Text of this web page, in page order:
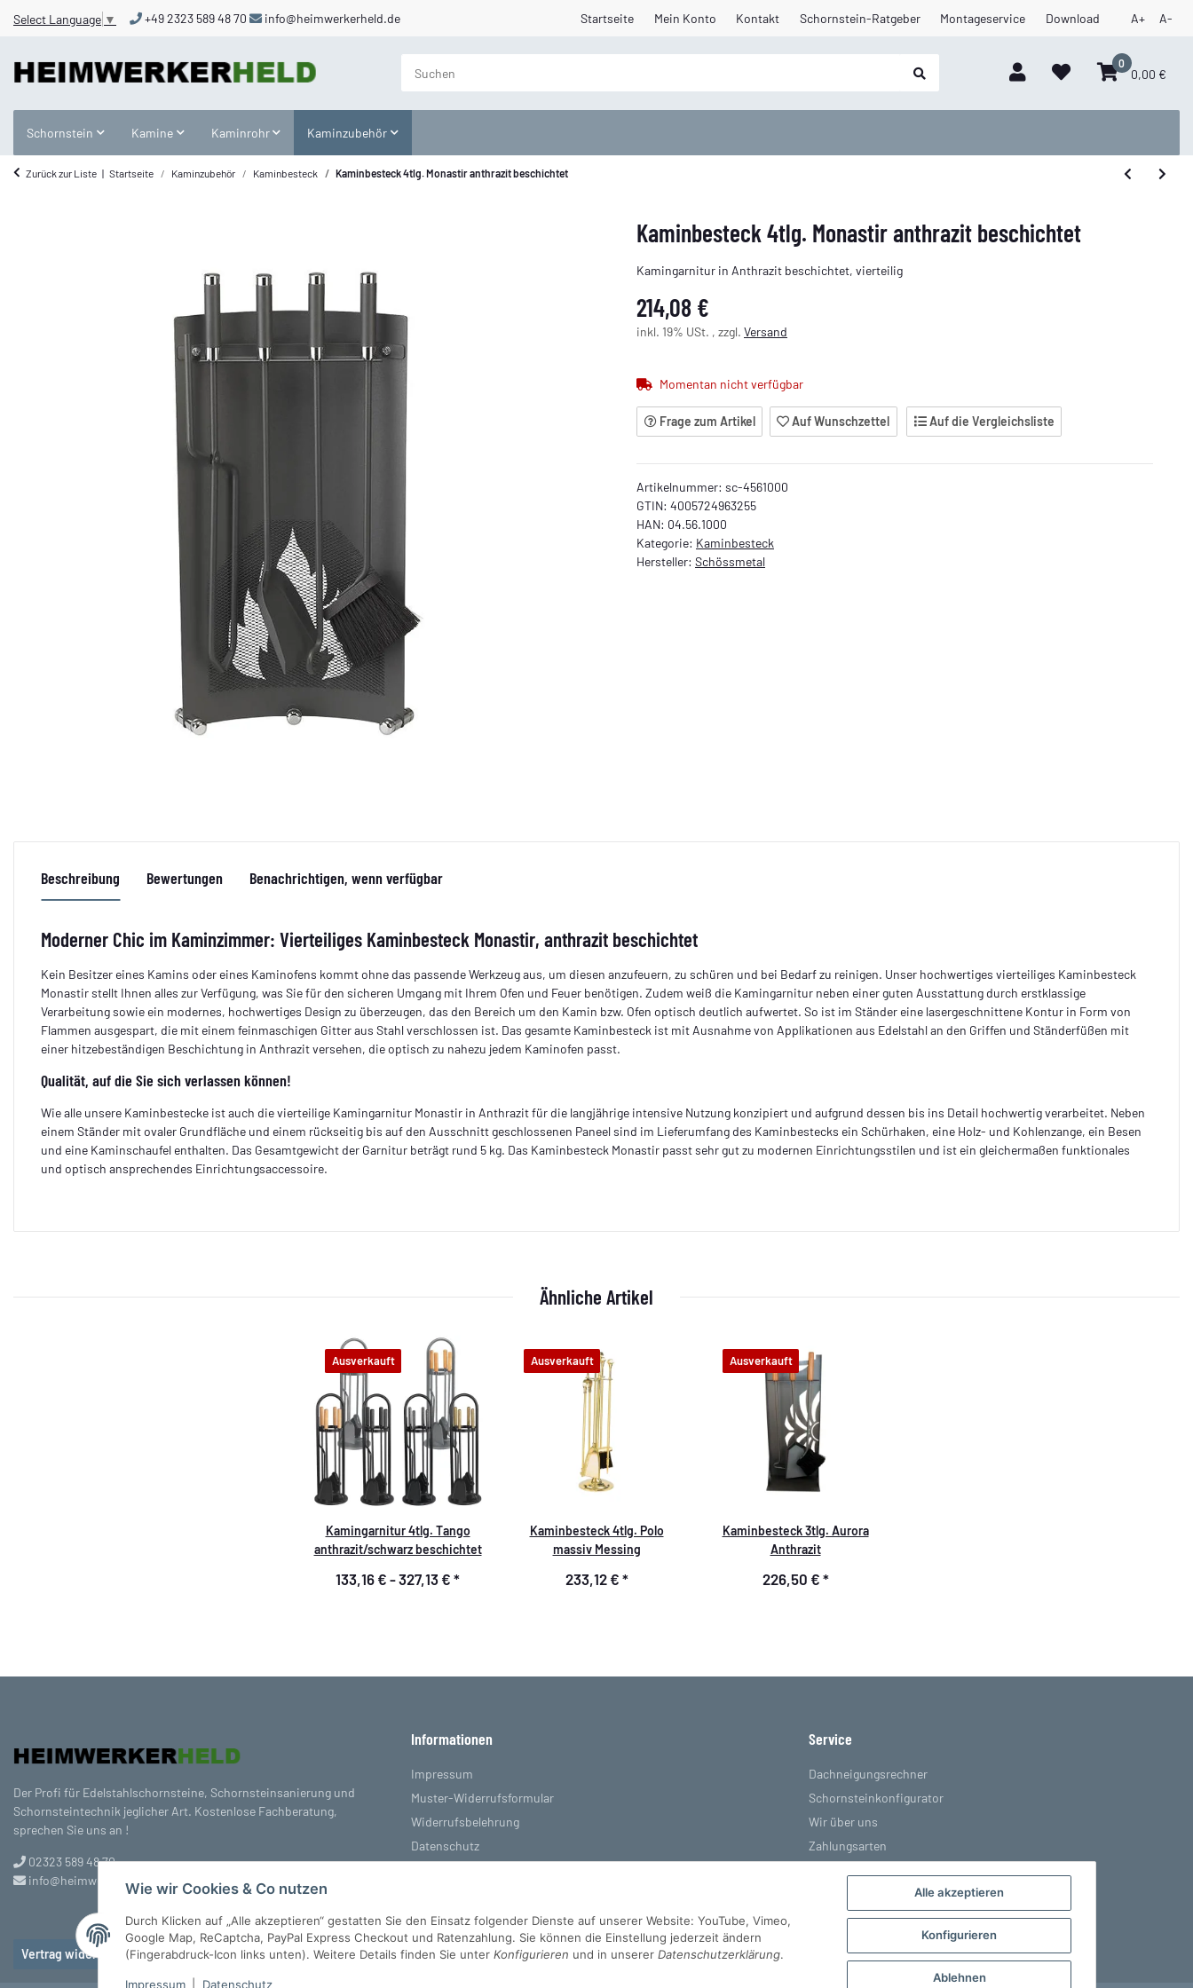
Alle akzeptieren
Konfigurieren
Ablehnen
Wie wir Cookies & Co nutzen
Durch Klicken auf „Alle akzeptieren“ gestatten Sie den Einsatz folgender Dienste auf unserer Website: YouTube, Vimeo,
Google Map, ReCaptcha, PayPal Express Checkout und Ratenzahlung. Sie können die Einstellung jederzeit ändern
(Fingerabdruck-Icon links unten). Weitere Details finden Sie unter Konfigurieren und in unserer Datenschutzerklärung.
Impressum Datenschutz
Startseite Mein Konto Kontakt Schornstein-Ratgeber Montageservice Download A+ A-
Select Language ▼ +49 2323 589 48 70 info@heimwerkerheld.de
0
0,00 €
Schornstein Kamine Kaminrohr Kaminzubehör
Zurück zur Liste Startseite Kaminzubehör Kaminbesteck Kaminbesteck 4tlg. Monastir anthrazit beschichtet
Kaminbesteck 4tlg. Monastir anthrazit beschichtet
Kamingarnitur in Anthrazit beschichtet, vierteilig
214,08 €
inkl. 19% USt. , zzgl. Versand
Momentan nicht verfügbar
Frage zum Artikel Auf Wunschzettel Auf die Vergleichsliste
Artikelnummer: sc-4561000
GTIN: 4005724963255
HAN: 04.56.1000
Kategorie: Kaminbesteck
Hersteller: Schössmetal
Beschreibung Bewertungen Benachrichtigen, wenn verfügbar
Moderner Chic im Kaminzimmer: Vierteiliges Kaminbesteck Monastir, anthrazit beschichtet
Kein Besitzer eines Kamins oder eines Kaminofens kommt ohne das passende Werkzeug aus, um diesen anzufeuern, zu schüren und bei Bedarf zu reinigen. Unser hochwertiges vierteiliges Kaminbesteck
Monastir stellt Ihnen alles zur Verfügung, was Sie für den sicheren Umgang mit Ihrem Ofen und Feuer benötigen. Zudem weiß die Kamingarnitur neben einer guten Ausstattung durch erstklassige
Verarbeitung sowie ein modernes, hochwertiges Design zu überzeugen, das den Bereich um den Kamin bzw. Ofen optisch deutlich aufwertet. So ist im Ständer eine lasergeschnittene Kontur in Form von
Flammen ausgespart, die mit einem feinmaschigen Gitter aus Stahl verschlossen ist. Das gesamte Kaminbesteck ist mit Ausnahme von Applikationen aus Edelstahl an den Griffen und Ständerfüßen mit
einer hitzebeständigen Beschichtung in Anthrazit versehen, die optisch zu nahezu jedem Kaminofen passt.
Qualität, auf die Sie sich verlassen können!
Wie alle unsere Kaminbestecke ist auch die vierteilige Kamingarnitur Monastir in Anthrazit für die langjährige intensive Nutzung konzipiert und aufgrund dessen bis ins Detail hochwertig verarbeitet. Neben
einem Ständer mit ovaler Grundfläche und einem rückseitig bis auf den Ausschnitt geschlossenen Paneel sind im Lieferumfang des Kaminbestecks ein Schürhaken, eine Holz- und Kohlenzange, ein Besen
und eine Kaminschaufel enthalten. Das Gesamtgewicht der Garnitur beträgt rund 5 kg. Das Kaminbesteck Monastir passt sehr gut zu modernen Einrichtungsstilen und ist ein gleichermaßen funktionales
und optisch ansprechendes Einrichtungsaccessoire.
Ähnliche Artikel
Ausverkauft
Kamingarnitur 4tlg. Tango
anthrazit/schwarz beschichtet
133,16 € -327,13 € *
Ausverkauft
Kaminbesteck 4tlg. Polo
massiv Messing
233,12 € *
Ausverkauft
Kaminbesteck 3tlg. Aurora
Anthrazit
226,50 € *
Der Profi für Edelstahlschornsteine, Schornsteinsanierung und
Schornsteintechnik jeglicher Art. Kostenlose Fachberatung,
sprechen Sie uns an !
02323 589 48 70
info@heimwerkerheld.de
Informationen
Impressum
Muster-Widerrufsformular
Widerrufsbelehrung
Datenschutz
Service
Dachneigungsrechner
Schornsteinkonfigurator
Wir über uns
Zahlungsarten
Vertrag widerrufen